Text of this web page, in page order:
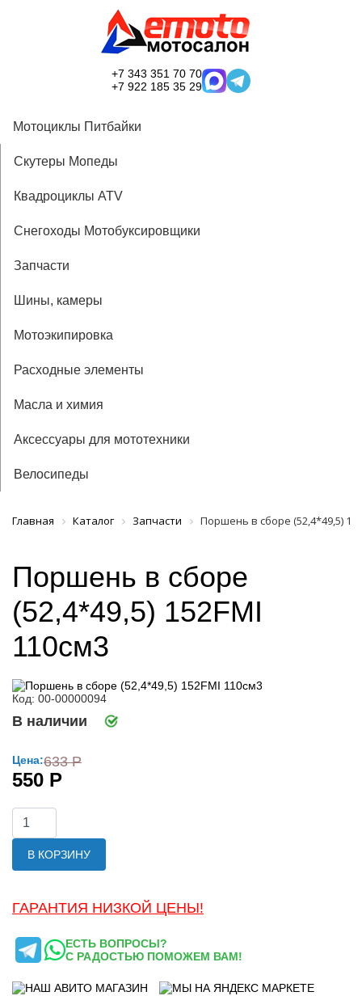
+7 343 351 70 70
+7 922 185 35 29
Мотоциклы Питбайки
Скутеры Мопеды
Квадроциклы ATV
Снегоходы Мотобуксировщики
Запчасти
Шины, камеры
Мотоэкипировка
Расходные элементы
Масла и химия
Аксессуары для мототехники
Велосипеды
Главная Каталог Запчасти Поршень в сборе (52,4*49,5)
Поршень в сборе
(52,4*49,5) 152FMI
110см3
Код: 00-00000094
В наличии
Цена:633 Р
550 Р
В КОРЗИНУ
ГАРАНТИЯ НИЗКОЙ ЦЕНЫ!
ЕСТЬ ВОПРОСЫ?
С РАДОСТЬЮ ПОМОЖЕМ ВАМ!